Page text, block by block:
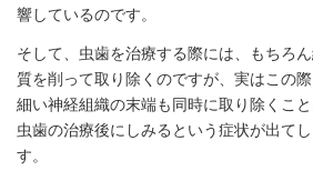
響しているのです。
そして、虫歯を治療する際には、もちろ
質を削って取り除くのですが、実はこの
細い神経組織の末端も同時に取り除くこ
虫歯の治療後にしみるという症状が出て
す。